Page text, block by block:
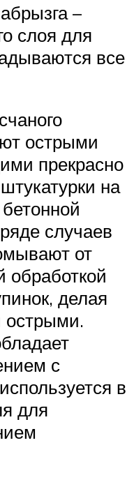
–
слоя для
все
острыми
прекрасно
на
случаев
от
обработкой
делая
острыми.
с
в
для